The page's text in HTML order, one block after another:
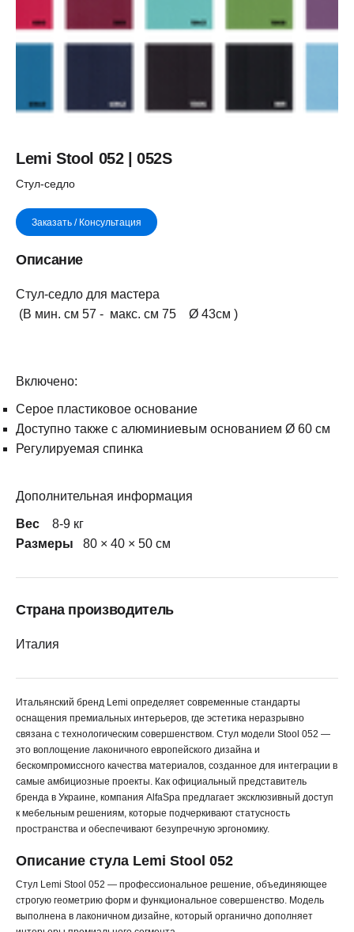
Lemi Stool 052 | 052S
Стул-седло
Заказать / Консультация
Описание
Стул-седло для мастера
(В мин. см 57 - макс. см 75 Ø 43см )
Включено:
Серое пластиковое основание
Доступно также с алюминиевым основанием Ø 60 см
Регулируемая спинка
Дополнительная информация
Вес 8-9 кг
Размеры
80 × 40 × 50 см
Страна производитель
Италия
Итальянский бренд Lemi определяет современные стандарты
оснащения премиальных интерьеров, где эстетика неразрывно
связана с технологическим совершенством. Стул модели Stool 052 —
это воплощение лаконичного европейского дизайна и
бескомпромиссного качества материалов, созданное для интеграции в
самые амбициозные проекты. Как официальный представитель
бренда в Украине, компания AlfaSpa предлагает эксклюзивный доступ
к мебельным решениям, которые подчеркивают статусность
пространства и обеспечивают безупречную эргономику.
Описание стула Lemi Stool 052
Стул Lemi Stool 052 — профессиональное решение, объединяющее
строгую геометрию форм и функциональное совершенство. Модель
выполнена в лаконичном дизайне, который органично дополняет